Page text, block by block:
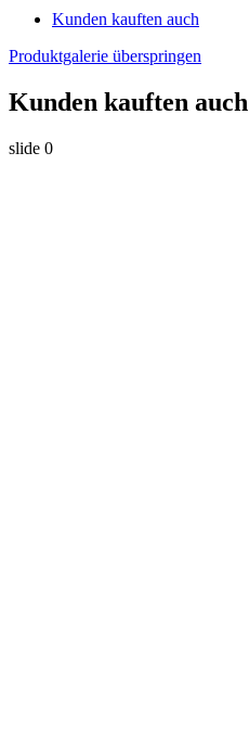
Kunden kauften auch
Produktgalerie überspringen
Kunden kauften auch
slide 0